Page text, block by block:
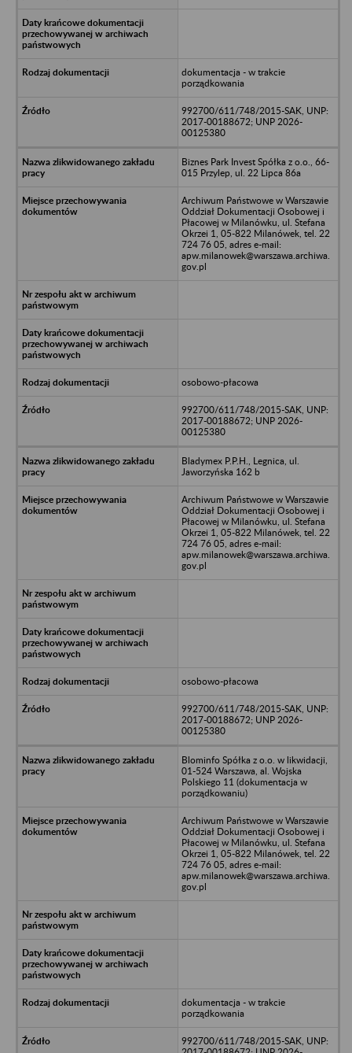
dokumentacja - w trakcie
porządkowania
992700/611/748/2015-SAK, UNP:
2017-00188672; UNP 2026-
00125380
Biznes Park Invest Spółka z o.o., 66-
015 Przylep, ul. 22 Lipca 86a
Archiwum Państwowe w Warszawie
Oddział Dokumentacji Osobowej i
Płacowej w Milanówku, ul. Stefana
Okrzei 1, 05-822 Milanówek, tel. 22
724 76 05, adres e-mail:
apw.milanowek@warszawa.archiwa.
gov.pl
osobowo-płacowa
992700/611/748/2015-SAK, UNP:
2017-00188672; UNP 2026-
00125380
Bladymex P.P.H., Legnica, ul.
Jaworzyńska 162 b
Archiwum Państwowe w Warszawie
Oddział Dokumentacji Osobowej i
Płacowej w Milanówku, ul. Stefana
Okrzei 1, 05-822 Milanówek, tel. 22
724 76 05, adres e-mail:
apw.milanowek@warszawa.archiwa.
gov.pl
osobowo-płacowa
992700/611/748/2015-SAK, UNP:
2017-00188672; UNP 2026-
00125380
Blominfo Spółka z o.o. w likwidacji,
01-524 Warszawa, al. Wojska
Polskiego 11 (dokumentacja w
porządkowaniu)
Archiwum Państwowe w Warszawie
Oddział Dokumentacji Osobowej i
Płacowej w Milanówku, ul. Stefana
Okrzei 1, 05-822 Milanówek, tel. 22
724 76 05, adres e-mail:
apw.milanowek@warszawa.archiwa.
gov.pl
dokumentacja - w trakcie
porządkowania
992700/611/748/2015-SAK, UNP: